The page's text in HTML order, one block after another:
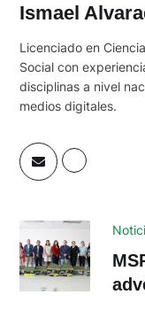
Ismael
Licenciado en
Social con
disciplinas a nivel
medios digitales.